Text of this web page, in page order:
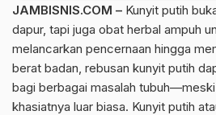
JAMBISNIS.COM – Kunyit putih
dapur, tapi juga obat herbal ampuh
melancarkan pencernaan hingga
berat badan, rebusan kunyit putih
bagi berbagai masalah tubuh—meski
khasiatnya luar biasa. Kunyit putih